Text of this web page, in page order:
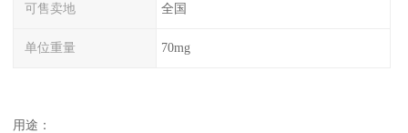
可售卖地 全国
单位重量 70mg
用途：